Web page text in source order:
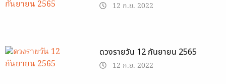
12 ก.ย. 2022
ดวงรายวัน 12 กันยายน 2565
12 ก.ย. 2022